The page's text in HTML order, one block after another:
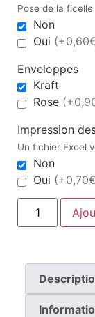
Pose de la ficelle
Non
Oui
Enveloppes
Kraft
Rose
Impression
Un fichier Excel
Non
Oui